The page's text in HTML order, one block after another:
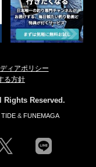
ィアポリシー
る方針
Reserved.
TIDE& FUNEMAGA
line